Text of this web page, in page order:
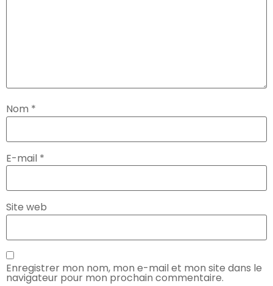
Nom *
E-mail *
Site web
Enregistrer mon nom, mon e-mail et mon site dans le
navigateur pour mon prochain commentaire.